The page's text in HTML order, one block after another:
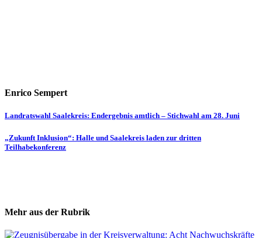
Enrico Sempert
Beitragsnavigation
Landratswahl Saalekreis: Endergebnis amtlich – Stichwahl am 28. Juni
„Zukunft Inklusion“: Halle und Saalekreis laden zur dritten
Teilhabekonferenz
Mehr aus der Rubrik